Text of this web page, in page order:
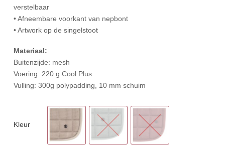
verstelbaar
• Afneembare voorkant van nepbont
• Artwork op de singelstoot
Materiaal:
Buitenzijde: mesh
Voering: 220 g Cool Plus
Vulling: 300g polypadding, 10 mm schuim
Kleur